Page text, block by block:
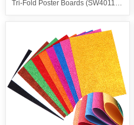
Tri-Fold Poster Boards (SW4011/SW4012/SW4013 )